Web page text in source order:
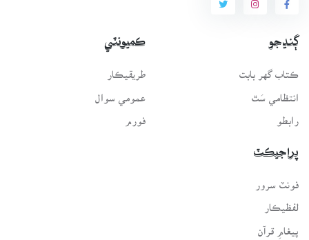
ڳنڍجو
ڪتاب گهر بابت
انتظامي سَٿ
رابطو
ڪميونٽي
طريقيڪار
عمومي سوال
فورم
پراجيڪٽ
لفظيڪار
پيغامِ قرآن